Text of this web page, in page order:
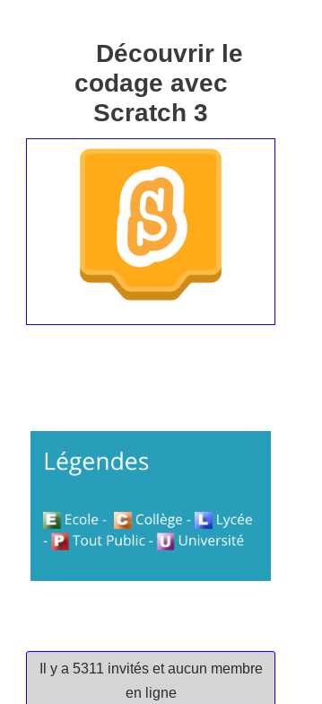
Découvrir le
codage avec
Scratch 3
Il y a 5311 invités et aucun membre
en ligne